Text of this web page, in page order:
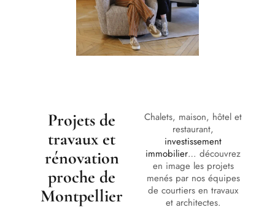
Projets de
travaux et
rénovation
proche de
Montpellier
Chalets, maison, hôtel et
restaurant,
investissement
immobilier… découvrez
en image les projets
menés par nos équipes
de courtiers en travaux
et architectes.